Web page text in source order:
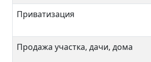
Приватизация
Продажа участка, дачи, дома